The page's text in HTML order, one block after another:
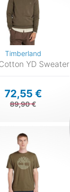
Timberland
YD Sweater
72,55 €
89,90 €